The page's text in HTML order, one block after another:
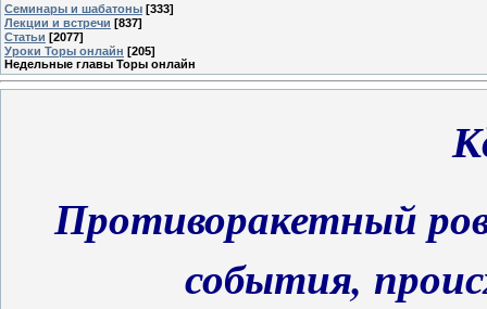
Семинары и шабатоны [333]
Лекции и встречи [837]
Статьи [2077]
Уроки Торы онлайн [205]
Недельные главы Торы онлайн
Противоракетный
события,